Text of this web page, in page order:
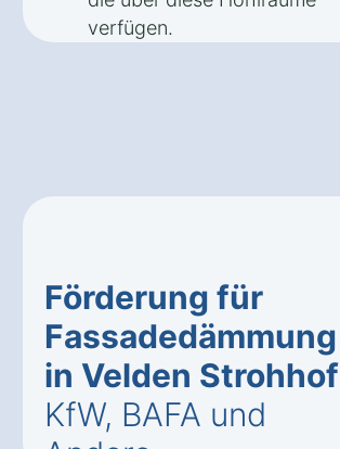
verfügen.
Förderung für
Fassadedämmung
in Velden Strohhof
KfW, BAFA und